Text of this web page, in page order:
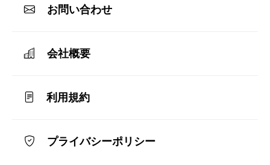
お問い合わせ
会社概要
利用規約
プライバシーポリシー